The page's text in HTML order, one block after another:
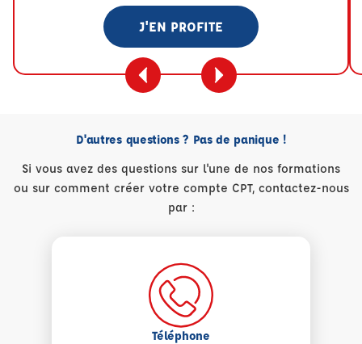
J'EN PROFITE
D'autres questions ? Pas de panique !
Si vous avez des questions sur l'une de nos formations
ou sur comment créer votre compte CPT, contactez-nous
par :
Téléphone